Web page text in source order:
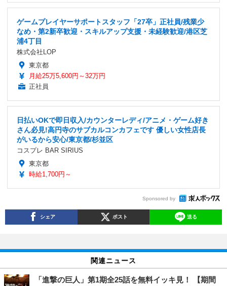
ゲームプレイヤーサポートスタッフ「27卒」正社員/残業少
なめ・第2新卒歓迎・スキルアップ支援・未経験歓迎/港区芝
浦4丁目
株式会社LOP
東京都
月給25万5,600円～32万円
正社員
日払いOKで即日収入/カウンターレディ/アニメ・ゲーム好き
さん必見!高円寺のサブカルコンカフェです 優しい女性店長
がいるから安心/東京都/杉並区
コスプレ BAR SIRIUS
東京都
時給1,700円～
Sponsored by
シェア ポスト 送る
関連ニュース
「進撃の巨人」第1期全25話を無料イッキ見！ 【期間